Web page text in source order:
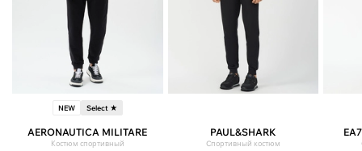
NEW Select ★
AERONAUTICA MILITARE
Костюм спортивный
PAUL&SHARK
Cпортивный костюм